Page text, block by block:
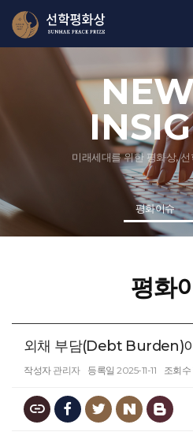
미래세대를 위한 평화상,
평화이슈
평화
외채 부담(Debt Burden)
작성자 관리자 등록일 2025-11-11 조회수